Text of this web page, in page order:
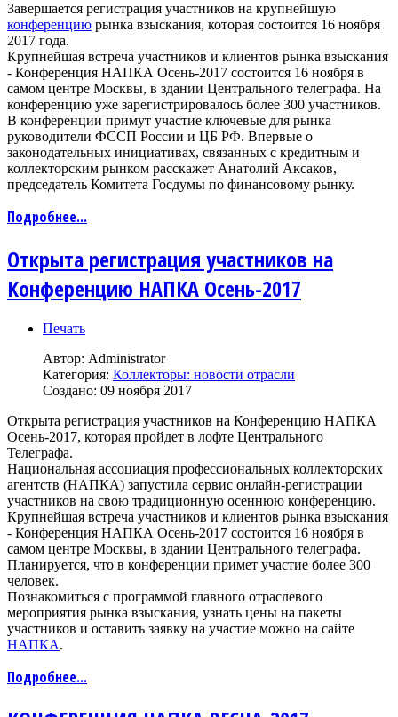
Завершается регистрация участников на крупнейшую
конференцию рынка взыскания, которая состоится 16 ноября
2017 года.
Крупнейшая встреча участников и клиентов рынка взыскания
- Конференция НАПКА Осень-2017 состоится 16 ноября в
самом центре Москвы, в здании Центрального телеграфа. На
конференцию уже зарегистрировалось более 300 участников.
В конференции примут участие ключевые для рынка
руководители ФССП России и ЦБ РФ. Впервые о
законодательных инициативах, связанных с кредитным и
коллекторским рынком расскажет Анатолий Аксаков,
председатель Комитета Госдумы по финансовому рынку.
Подробнее...
Открыта регистрация участников на
Конференцию НАПКА Осень-2017
Печать
Автор: Administrator
Категория: Коллекторы: новости отрасли
Создано: 09 ноября 2017
Открыта регистрация участников на Конференцию НАПКА
Осень-2017, которая пройдет в лофте Центрального
Телеграфа.
Национальная ассоциация профессиональных коллекторских
агентств (НАПКА) запустила сервис онлайн-регистрации
участников на свою традиционную осеннюю конференцию.
Крупнейшая встреча участников и клиентов рынка взыскания
- Конференция НАПКА Осень-2017 состоится 16 ноября в
самом центре Москвы, в здании Центрального телеграфа.
Планируется, что в конференции примет участие более 300
человек.
Познакомиться с программой главного отраслевого
мероприятия рынка взыскания, узнать цены на пакеты
участников и оставить заявку на участие можно на сайте
НАПКА.
Подробнее...